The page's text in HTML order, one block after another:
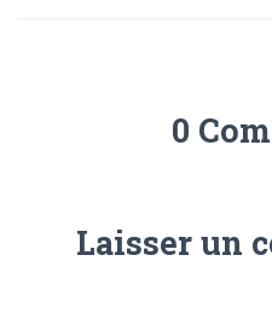
0
Laisser un